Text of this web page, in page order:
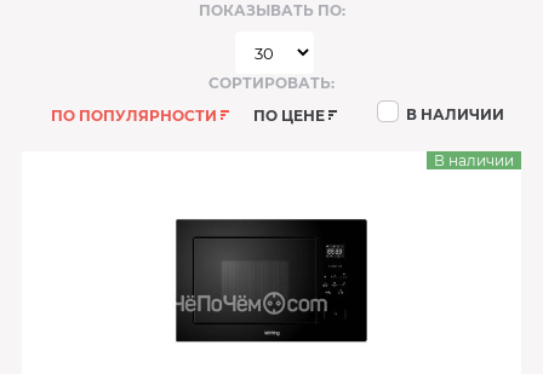
ПОКАЗЫВАТЬ ПО:
СОРТИРОВАТЬ:
ПО ПОПУЛЯРНОСТИ
ПО ЦЕНЕ В НАЛИЧИИ
В наличии